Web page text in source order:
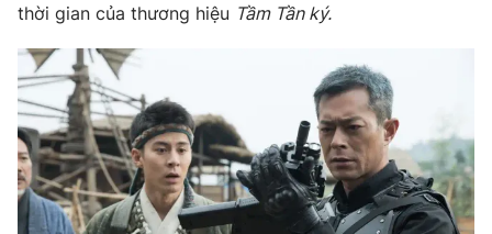
Video Shorts video
VTV Money VTV Thể thao
VTV Sức khoẻ Bất động sản
Thị trường 24h Tấm lòng Việt
thời gian của thương hiệu Tầm Tần ký.